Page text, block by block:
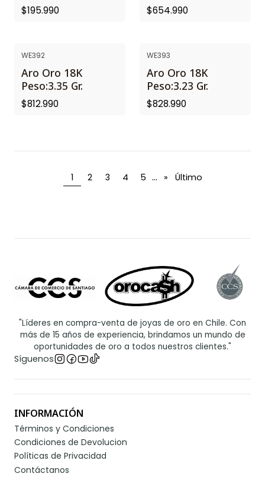
$195.990 $654.990
WE392
Aro Oro 18K
Peso:3.35 Gr.
$812.990
WE393
Aro Oro 18K
Peso:3.23 Gr.
$828.990
1 2 3 4 5 ... » Último
"Líderes en compra-venta de joyas de oro en Chile. Con
más de 15 años de experiencia, brindamos un mundo de
oportunidades de oro a todos nuestros clientes."
Síguenos
INFORMACIÓN
Términos y Condiciones
Condiciones de Devolucion
Políticas de Privacidad
Contáctanos